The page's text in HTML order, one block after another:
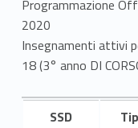
Programmazione
2020
Insegnamenti attivi
18 (3° anno DI
SSD Ti